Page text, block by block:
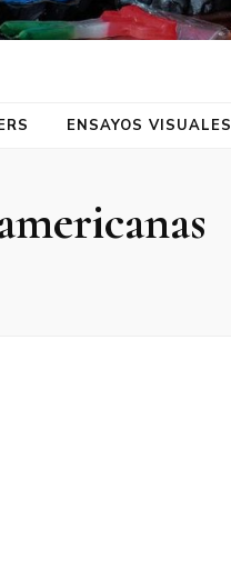
ENSAYOS VISUALES